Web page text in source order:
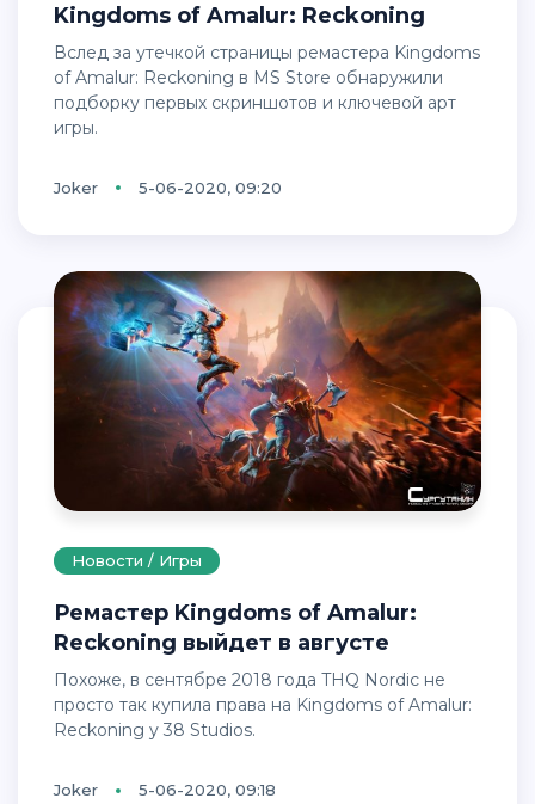
Kingdoms of Amalur: Reckoning
Вслед за утечкой страницы ремастера Kingdoms
of Amalur: Reckoning в MS Store обнаружили
подборку первых скриншотов и ключевой арт
игры.
Joker 5-06-2020, 09:20
Новости / Игры
Ремастер Kingdoms of Amalur:
Reckoning выйдет в августе
Похоже, в сентябре 2018 года THQ Nordic не
просто так купила права на Kingdoms of Amalur:
Reckoning у 38 Studios.
Joker 5-06-2020, 09:18